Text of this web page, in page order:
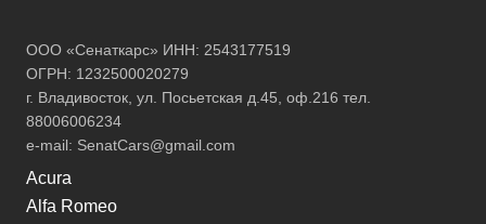
ООО «Сенаткарс» ИНН: 2543177519
ОГРН: 1232500020279
г. Владивосток, ул. Посьетская д.45, оф.216 тел.
88006006234
e-mail: SenatCars@gmail.com
Acura
Alfa Romeo